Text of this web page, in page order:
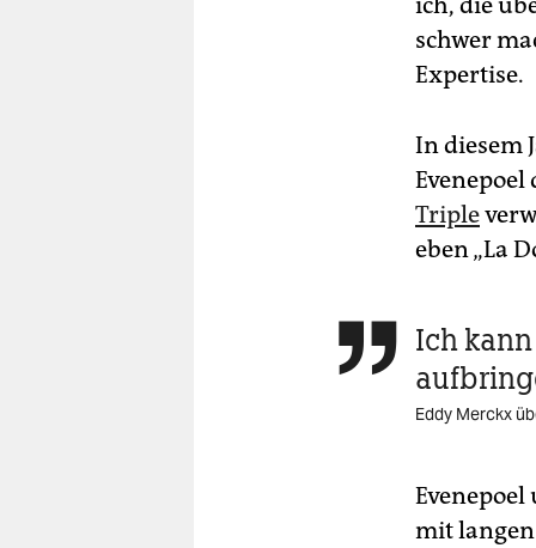
schwer
Expertise.
In diesem
Triple
eben „La
 Ich
Eddy Merckx
mit